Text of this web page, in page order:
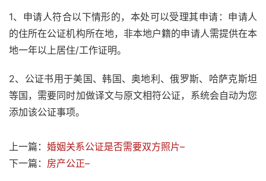
1、申请人符合以下情形的，本处可以受理其申请：申请人
的住所在公证机构所在地，非本地户籍的申请人需提供在本
地一年以上居住/工作证明。
2、公证书用于美国、韩国、奥地利、俄罗斯、哈萨克斯坦
等国，需要同时加做译文与原文相符公证，系统会自动为您
添加该公证事项。
上一篇： 婚姻关系公证是否需要双方照片–
下一篇： 房产公正–